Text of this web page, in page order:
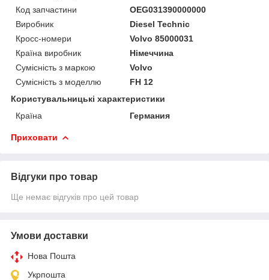
Код запчастини
OEG031390000000
Виробник
Diesel Technic
Кросс-номери
Volvo 85000031
Країна виробник
Німеччина
Сумісність з маркою
Volvo
Сумісність з моделлю
FH 12
Користувальницькі характеристики
Країна
Германия
Приховати
Відгуки про товар
Ще немає відгуків про цей товар
Умови доставки
Нова Пошта
Укрпошта